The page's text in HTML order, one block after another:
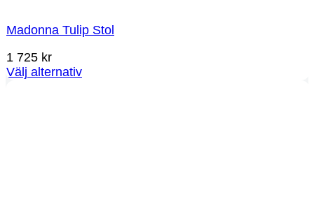
Madonna Tulip Stol
1 725 kr
Välj alternativ